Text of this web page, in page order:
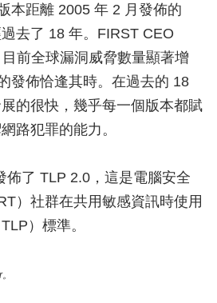
本距離 2005 年 2 月發佈的
去了 18 年。FIRST CEO
前全球漏洞威脅數量顯著增
發佈恰逢其時。在過去的 18
的很快，幾乎每一個版本都賦
路犯罪的能力。
佈了 TLP 2.0，這是電腦安全
）社群在共用敏感資訊時使用
）標準。